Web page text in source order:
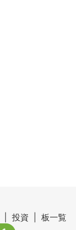
投資
板一覧